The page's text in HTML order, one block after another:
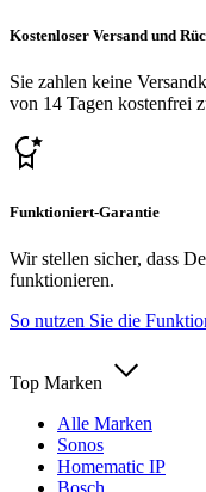
Kostenloser Versand und
Sie zahlen keine
von 14 Tagen kostenfrei
Funktioniert-Garantie
Wir stellen sicher, dass
funktionieren.
So nutzen Sie die
Top Marken
Alle Marken
Sonos
Homematic IP